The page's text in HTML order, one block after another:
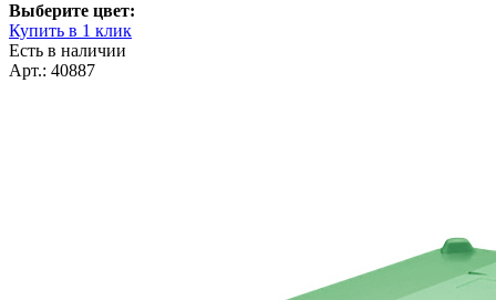
Выберите цвет:
Купить в 1 клик
Есть в наличии
Арт.: 40887